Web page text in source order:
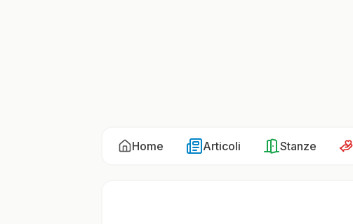
Home Articoli Stanze